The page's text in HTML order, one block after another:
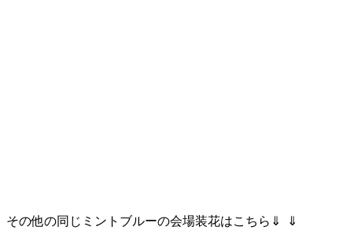
その他の同じミントブルーの会場装花はこちら⇓ ⇓